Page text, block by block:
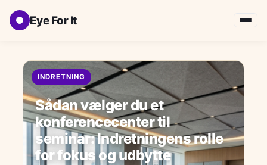
Eye For It
INDRETNING
Sådan vælger du et
konferencecenter til
seminar: Indretningens rolle
for fokus og udbytte